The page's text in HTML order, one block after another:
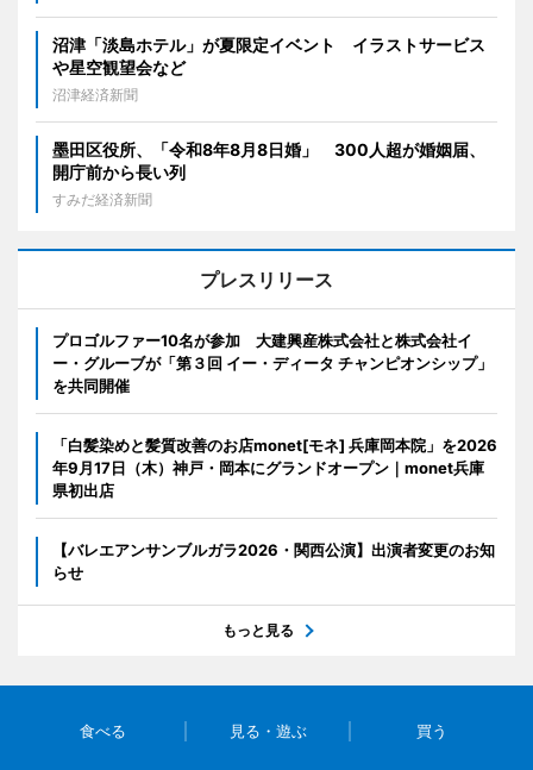
沼津「淡島ホテル」が夏限定イベント イラストサービス
や星空観望会など
沼津経済新聞
墨田区役所、「令和8年8月8日婚」 300人超が婚姻届、
開庁前から長い列
すみだ経済新聞
プレスリリース
プロゴルファー10名が参加 大建興産株式会社と株式会社イ
ー・グルーブが「第３回 イー・ディータ チャンピオンシップ」
を共同開催
「白髪染めと髪質改善のお店monet[モネ] 兵庫岡本院」を2026
年9月17日（木）神戸・岡本にグランドオープン｜monet兵庫
県初出店
【バレエアンサンブルガラ2026・関西公演】出演者変更のお知
らせ
もっと見る
食べる 見る・遊ぶ 買う